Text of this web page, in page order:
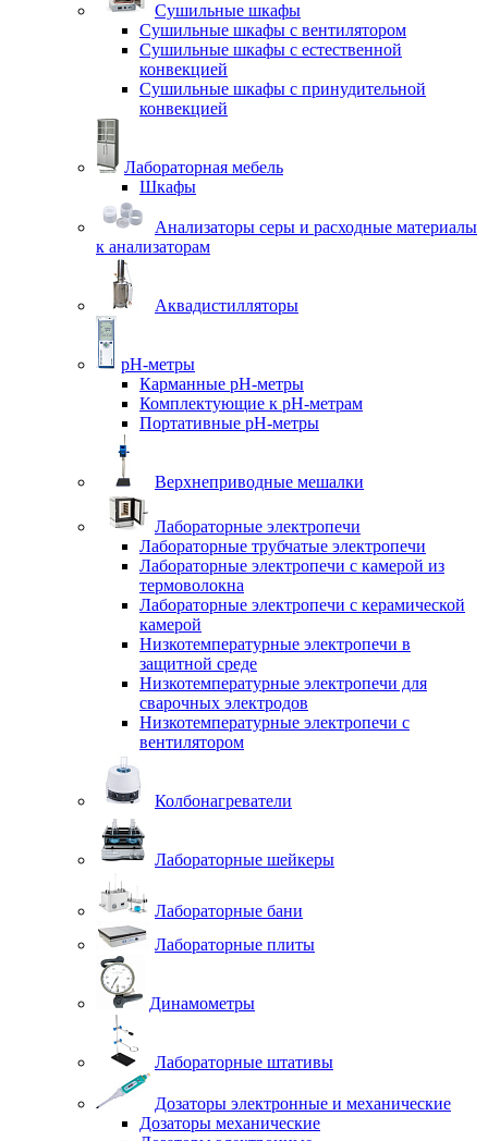
Cушильные шкафы
Сушильные шкафы с вентилятором
Сушильные шкафы с естественной
конвекцией
Сушильные шкафы с принудительной
конвекцией
Лабораторная мебель
Шкафы
Анализаторы серы и расходные материалы
к анализаторам
Аквадистилляторы
pH-метры
Карманные pH-метры
Комплектующие к pH-метрам
Портативные pH-метры
Верхнеприводные мешалки
Лабораторные электропечи
Лабораторные трубчатые электропечи
Лабораторные электропечи с камерой из
термоволокна
Лабораторные электропечи с керамической
камерой
Низкотемпературные электропечи в
защитной среде
Низкотемпературные электропечи для
cварочных электродов
Низкотемпературные электропечи с
вентилятором
Колбонагреватели
Лабораторные шейкеры
Лабораторные бани
Лабораторные плиты
Динамометры
Лабораторные штативы
Дозаторы электронные и механические
Дозаторы механические